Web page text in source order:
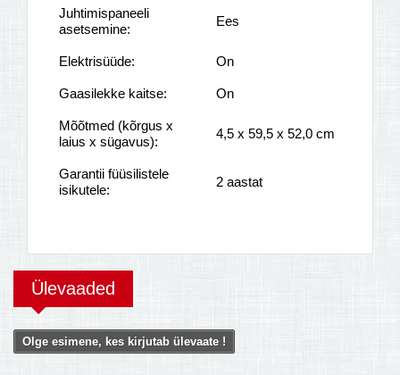
Juhtimispaneeli
asetsemine:
Ees
Elektrisüüde: On
Gaasilekke kaitse: On
Mõõtmed (kõrgus x
laius x sügavus):
4,5 x 59,5 x 52,0 cm
Garantii füüsilistele
isikutele:
2 aastat
Ülevaaded
Olge esimene, kes kirjutab ülevaate !